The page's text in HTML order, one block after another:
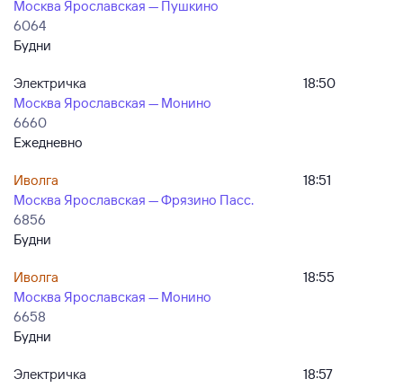
Москва Ярославская — Пушкино
6064
Будни
Электричка
Москва Ярославская — Монино
6660
Ежедневно
18:50
Иволга
Москва Ярославская — Фрязино Пасс.
6856
Будни
18:51
Иволга
Москва Ярославская — Монино
6658
Будни
18:55
Электричка
18:57